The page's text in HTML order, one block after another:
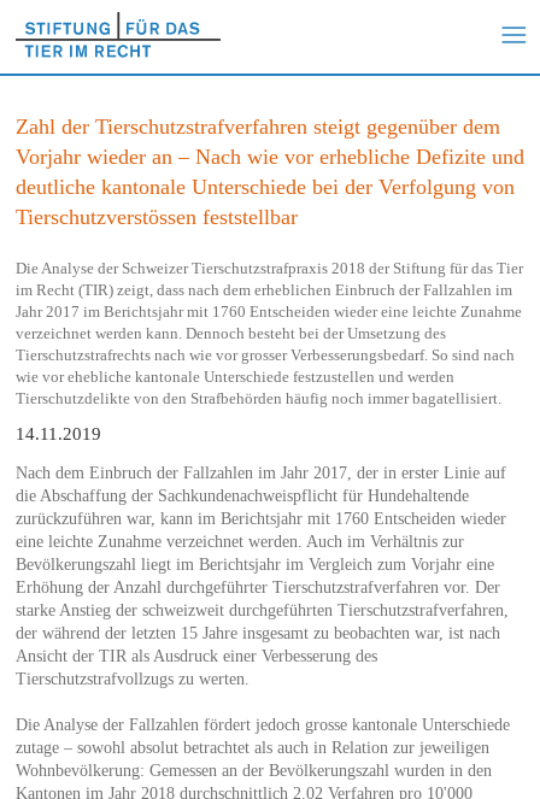
Zahl der Tierschutzstrafverfahren steigt gegenüber dem
Vorjahr wieder an – Nach wie vor erhebliche Defizite und
deutliche kantonale Unterschiede bei der Verfolgung von
Tierschutzverstössen feststellbar
Die Analyse der Schweizer Tierschutzstrafpraxis 2018 der Stiftung für das Tier
im Recht (TIR) zeigt, dass nach dem erheblichen Einbruch der Fallzahlen im
Jahr 2017 im Berichtsjahr mit 1760 Entscheiden wieder eine leichte Zunahme
verzeichnet werden kann. Dennoch besteht bei der Umsetzung des
Tierschutzstrafrechts nach wie vor grosser Verbesserungsbedarf. So sind nach
wie vor ehebliche kantonale Unterschiede festzustellen und werden
Tierschutzdelikte von den Strafbehörden häufig noch immer bagatellisiert.
14.11.2019
Nach dem Einbruch der Fallzahlen im Jahr 2017, der in erster Linie auf
die Abschaffung der Sachkundenachweispflicht für Hundehaltende
zurückzuführen war, kann im Berichtsjahr mit 1760 Entscheiden wieder
eine leichte Zunahme verzeichnet werden. Auch im Verhältnis zur
Bevölkerungszahl liegt im Berichtsjahr im Vergleich zum Vorjahr eine
Erhöhung der Anzahl durchgeführter Tierschutzstrafverfahren vor. Der
starke Anstieg der schweizweit durchgeführten Tierschutzstrafverfahren,
der während der letzten 15 Jahre insgesamt zu beobachten war, ist nach
Ansicht der TIR als Ausdruck einer Verbesserung des
Tierschutzstrafvollzugs zu werten.
Die Analyse der Fallzahlen fördert jedoch grosse kantonale Unterschiede
zutage – sowohl absolut betrachtet als auch in Relation zur jeweiligen
Wohnbevölkerung: Gemessen an der Bevölkerungszahl wurden in den
Kantonen im Jahr 2018 durchschnittlich 2.02 Verfahren pro 10'000